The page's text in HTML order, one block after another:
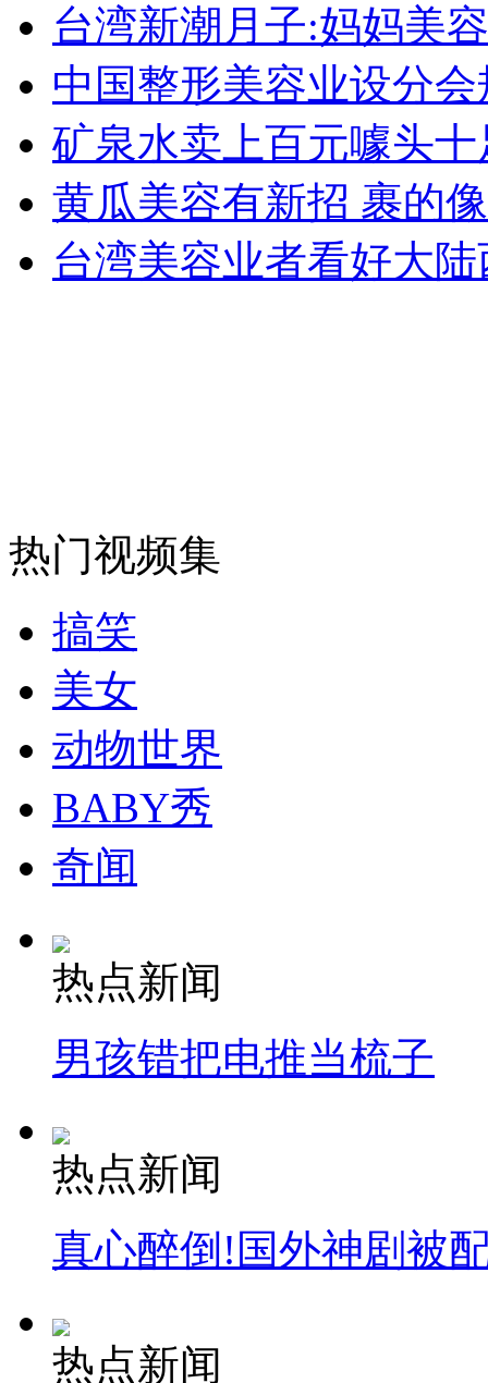
纽约上演“枕头大战”
司机酒驾遇交警 急速倒车逃窜
台湾新潮月子:妈妈美
中国整形美容业设分
矿泉水卖上百元噱头
黄瓜美容有新招 裹的
台湾美容业者看好大
热门视频集
搞笑
美女
动物世界
BABY秀
奇闻
热点新闻
男孩错把电推当梳子
热点新闻
真心醉倒!国外神剧被
热点新闻